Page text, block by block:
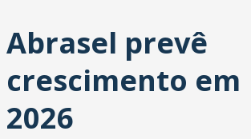
Abrasel prevê
crescimento em
2026